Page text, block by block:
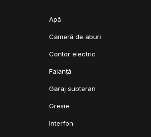
Apă
Cameră de aburi
Contor electric
Faianță
Garaj subteran
Gresie
Interfon